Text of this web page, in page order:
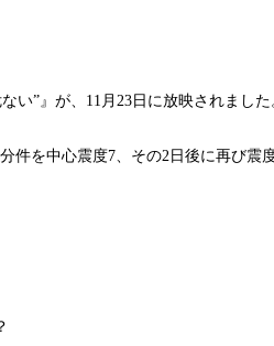
”』が、11月23日に放映されまし
を中心震度7、その2日後に再び震